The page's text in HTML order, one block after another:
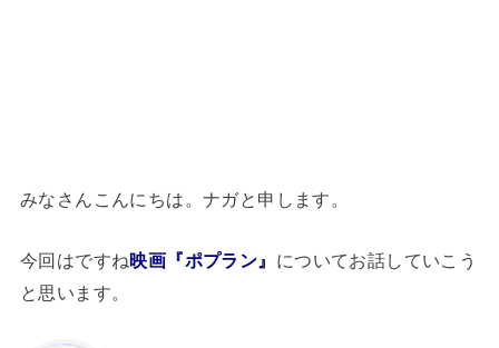
みなさんこんにちは。ナガと申します。
今回はですね映画『ポプラン』 についてお話していこう
と思います。